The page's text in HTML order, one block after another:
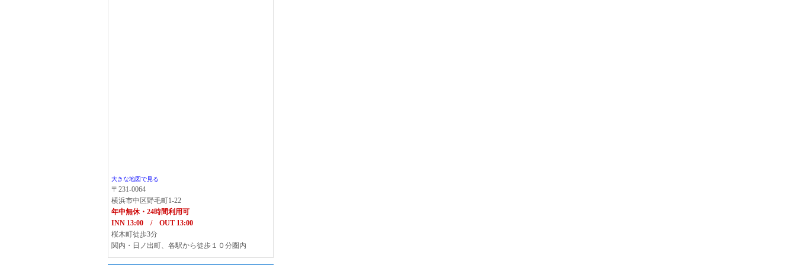
大きな地図で見る
〒231-0064
横浜市中区野毛町1-22
年中無休・24時間利用可
INN 13:00 / OUT 13:00
桜木町徒歩3分
関内・日ノ出町、各駅から徒歩１０分圏内